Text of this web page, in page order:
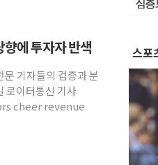
에 투자자 반색
기자들의 검증과 분
로이터통신 기사
cheer revenue
스포